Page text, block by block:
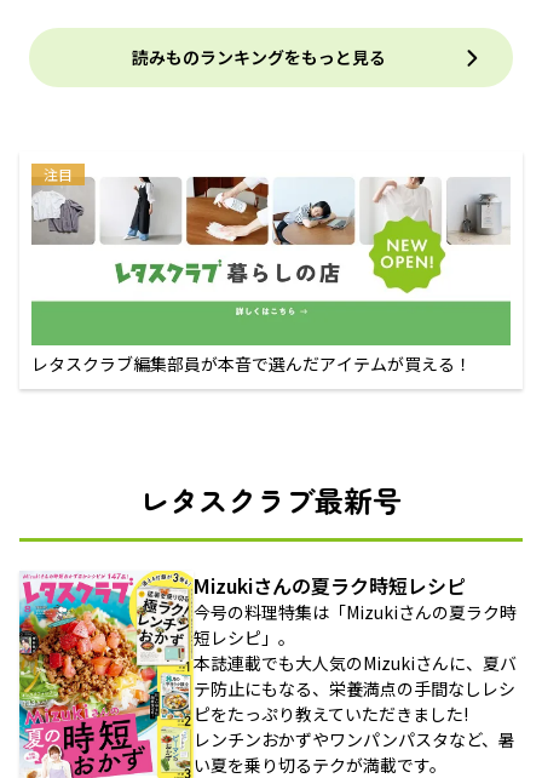
読みものランキングをもっと見る
注目
レタスクラブ編集部員が本音で選んだアイテムが買える！
レタスクラブ最新号
Mizukiさんの夏ラク時短レシピ
今号の料理特集は「Mizukiさんの夏ラク時
短レシピ」。
本誌連載でも大人気のMizukiさんに、夏バ
テ防止にもなる、栄養満点の手間なしレシ
ピをたっぷり教えていただきました!
レンチンおかずやワンパンパスタなど、暑
い夏を乗り切るテクが満載です。